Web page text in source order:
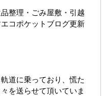
整理・ごみ屋敷・引越
コポケットブログ更新
道に乗っており、慌た
を送らせて頂いていま